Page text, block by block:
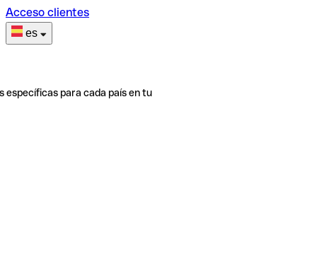
Acceso clientes
es
específicas para cada país en tu